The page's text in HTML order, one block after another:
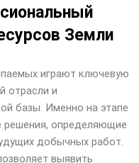
Земли
играют ключевую
отрасли и
базы. Именно на этапе
решения, определяющие
добычных работ.
выявить